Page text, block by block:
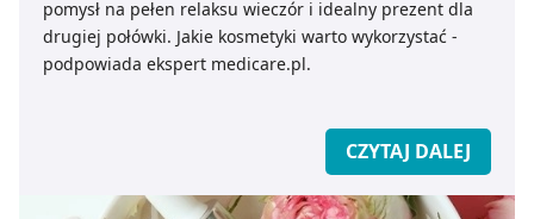
pomysł na pełen relaksu wieczór i idealny prezent dla
drugiej połówki. Jakie kosmetyki warto wykorzystać -
podpowiada ekspert medicare.pl.
CZYTAJ DALEJ